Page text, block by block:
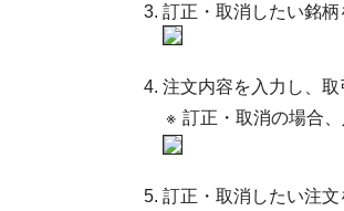
訂正・取消したい銘柄
注文内容を入力し、
※ 訂正・取消の場合
訂正・取消したい注文